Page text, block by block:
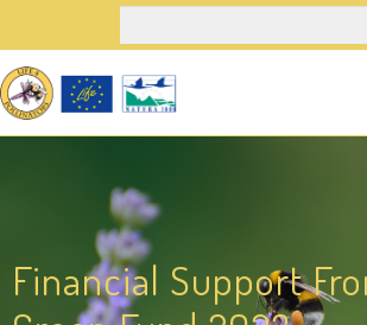
Παράκαμψη προς το κυρίως
Financial Support